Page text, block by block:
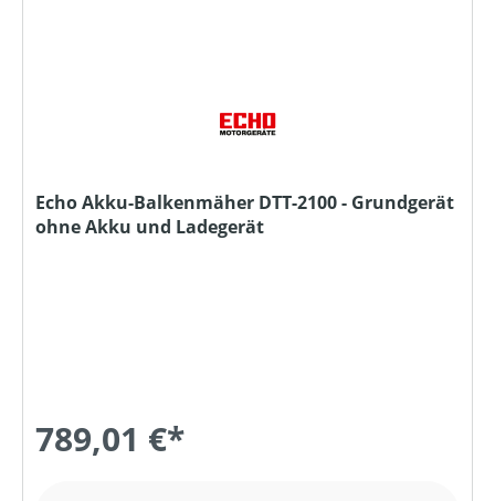
Echo Akku-Balkenmäher DTT-2100 - Grundgerät
ohne Akku und Ladegerät
789,01 €*